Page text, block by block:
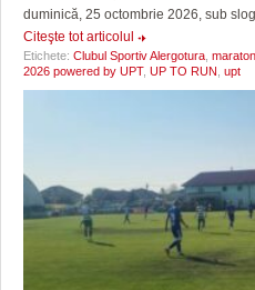
duminică, 25 octombrie 2026, sub
Citeşte tot articolul
Etichete: Clubul Sportiv Alergotura
2026 powered by UPT, UP TO RUN upt